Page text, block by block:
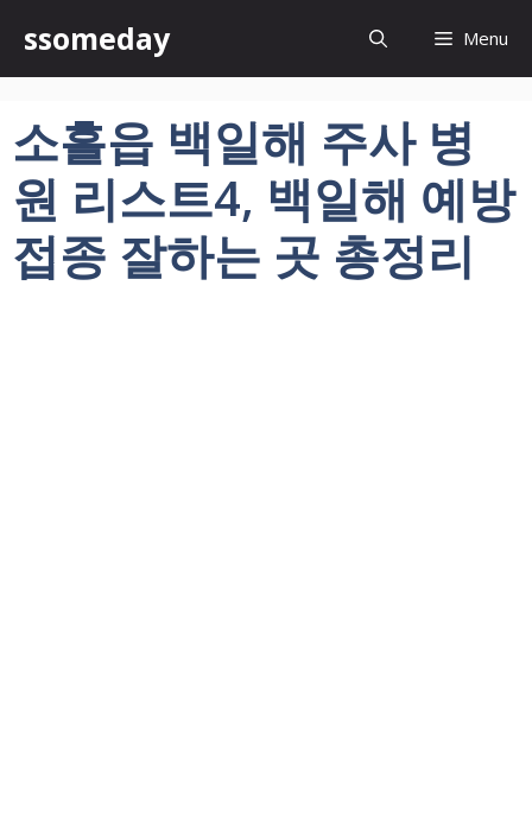
츠
너
뛰
ssomeday Menu
소흘읍 백일해 주사 병
원 리스트4, 백일해 예방
접종 잘하는 곳 총정리